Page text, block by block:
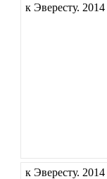
к Эвересту. 2014
к Эвересту. 2014